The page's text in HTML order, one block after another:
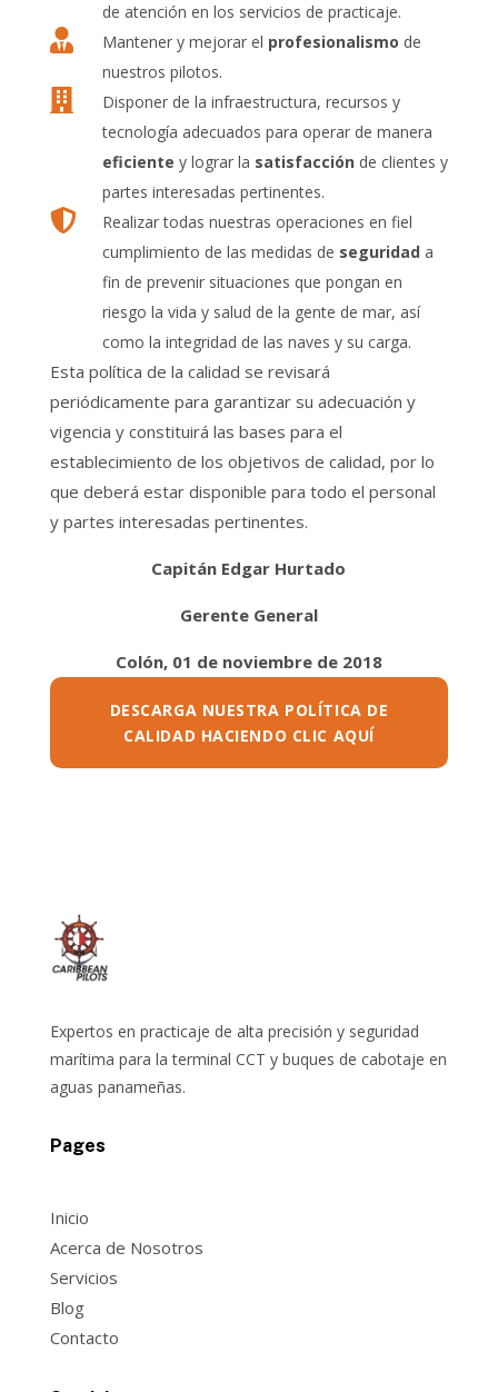
de atención en los servicios de practicaje.
 Mantener y mejorar el profesionalismo de
nuestros pilotos.

Disponer de la infraestructura, recursos y
tecnología adecuados para operar de manera
eficiente y lograr la satisfacción de clientes y
partes interesadas pertinentes.

Realizar todas nuestras operaciones en fiel
cumplimiento de las medidas de seguridad a
fin de prevenir situaciones que pongan en
riesgo la vida y salud de la gente de mar, así
como la integridad de las naves y su carga.
Esta política de la calidad se revisará
periódicamente para garantizar su adecuación y
vigencia y constituirá las bases para el
establecimiento de los objetivos de calidad, por lo
que deberá estar disponible para todo el personal
y partes interesadas pertinentes.
Capitán Edgar Hurtado
Gerente General
Colón, 01 de noviembre de 2018
DESCARGA NUESTRA POLÍTICA DE
CALIDAD HACIENDO CLIC AQUÍ
Expertos en practicaje de alta precisión y seguridad
marítima para la terminal CCT y buques de cabotaje en
aguas panameñas.
Pages
Inicio
Acerca de Nosotros
Servicios
Blog
Contacto